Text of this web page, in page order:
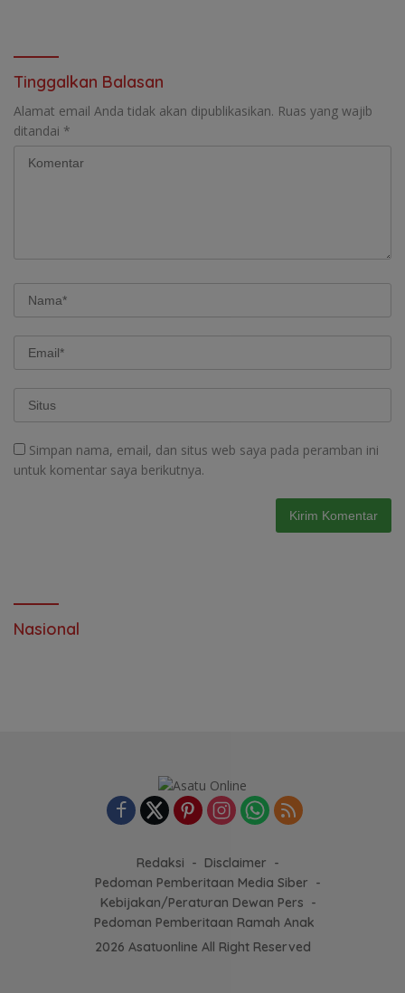
Tinggalkan Balasan
Alamat email Anda tidak akan dipublikasikan. Ruas yang wajib
ditandai *
Simpan nama, email, dan situs web saya pada peramban ini
untuk komentar saya berikutnya.
Nasional
Redaksi
Disclaimer
Pedoman Pemberitaan Media Siber
Kebijakan/Peraturan Dewan Pers
Pedoman Pemberitaan Ramah Anak
2026 Asatuonline All Right Reserved